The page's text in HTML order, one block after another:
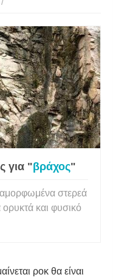
για "βράχος"
στερεά
και φυσικό
ροκ θα είναι